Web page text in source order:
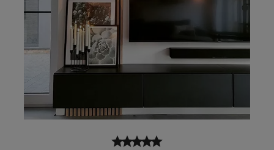
starstarstarstarstar